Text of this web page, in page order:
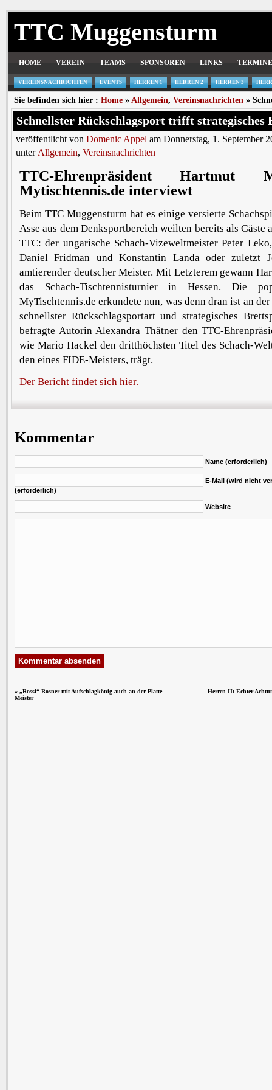
TTC Muggensturm
HOME VEREIN TEAMS SPONSOREN LINKS TERMINE
VEREINSNACHRICHTEN EVENTS HERREN 1 HERREN 2 HERREN 3
Sie befinden sich hier : Home » Allgemein, Vereinsnachrichten »
Schnellster Rückschlagsport trifft strategisches
veröffentlicht von Domenic Appel am Donnerstag, 1. September
unter Allgemein, Vereinsnachrichten
TTC-Ehrenpräsident Hartmut
Mytischtennis.de interviewt
Beim TTC Muggensturm hat es einige versierte
Asse aus dem Denksportbereich weilten bereits als Gäste
TTC: der ungarische Schach-Vizeweltmeister Peter
Daniel Fridman und Konstantin Landa oder zuletzt
amtierender deutscher Meister. Mit Letzterem gewann
das Schach-Tischtennisturnier in Hessen. Die
MyTischtennis.de erkundete nun, was denn dran ist an
schnellster Rückschlagsportart und strategisches
befragte Autorin Alexandra Thätner den TTC-
wie Mario Hackel den dritthöchsten Titel des Schach-
den eines FIDE-Meisters, trägt.
Der Bericht findet sich hier.
Kommentar
Name (erforderlich)
E-Mail (wird nicht
(erforderlich)
Website
« „Rossi“ Rosner mit Aufschlagkönig auch an der Platte
Meister
Herren II: Echter